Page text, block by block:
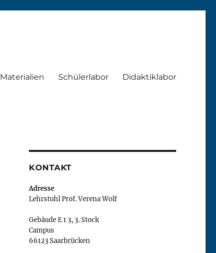
Materialien Schülerlabor Didaktiklabor
KONTAKT
Adresse
Lehrstuhl Prof. Verena Wolf
Gebäude E 1 3, 3. Stock
Campus
66123 Saarbrücken